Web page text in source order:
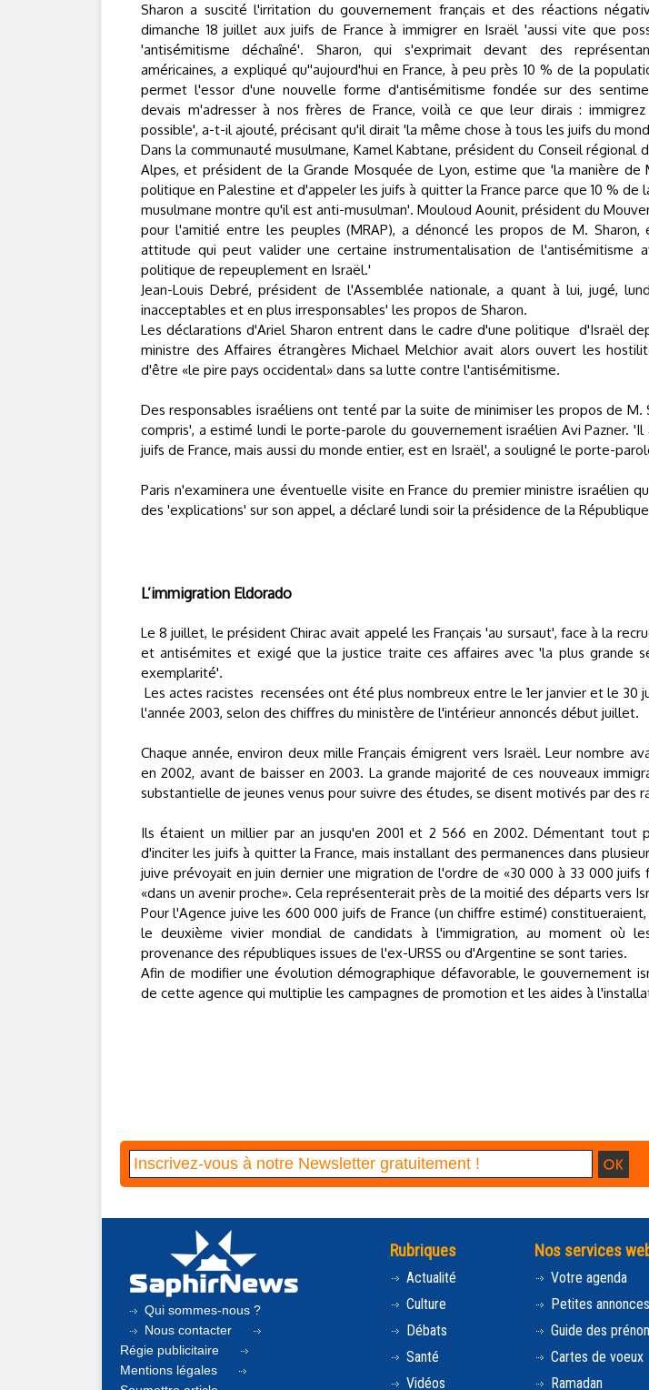
Sharon a suscité l'irritation du gouvernement français et des réactions
dimanche 18 juillet aux juifs de France à immigrer en Israël 'aussi vite que
'antisémitisme déchaîné'. Sharon, qui s'exprimait devant des
américaines, a expliqué qu''aujourd'hui en France, à peu près 10 % de la
permet l'essor d'une nouvelle forme d'antisémitisme fondée sur des
devais m'adresser à nos frères de France, voilà ce que leur dirais :
possible', a-t-il ajouté, précisant qu'il dirait 'la même chose à tous les juifs du
Dans la communauté musulmane, Kamel Kabtane, président du Conseil régional
Alpes, et président de la Grande Mosquée de Lyon, estime que 'la manière de
politique en Palestine et d'appeler les juifs à quitter la France parce que 10 % de
musulmane montre qu'il est anti-musulman'. Mouloud Aounit, président du
pour l'amitié entre les peuples (MRAP), a dénoncé les propos de M. Sharon,
attitude qui peut valider une certaine instrumentalisation de l'antisémitisme
politique de repeuplement en Israël.'
Jean-Louis Debré, président de l'Assemblée nationale, a quant à lui, jugé,
inacceptables et en plus irresponsables' les propos de Sharon.
Les déclarations d'Ariel Sharon entrent dans le cadre d'une politique d'Israël
ministre des Affaires étrangères Michael Melchior avait alors ouvert les
d'être «le pire pays occidental» dans sa lutte contre l'antisémitisme.
Des responsables israéliens ont tenté par la suite de minimiser les propos de M.
compris', a estimé lundi le porte-parole du gouvernement israélien Avi Pazner.'Il
juifs de France, mais aussi du monde entier, est en Israël', a souligné le porte-
Paris n'examinera une éventuelle visite en France du premier ministre israélien
des 'explications' sur son appel, a déclaré lundi soir la présidence de la
L’immigration Eldorado
Le 8 juillet, le président Chirac avait appelé les Français'au sursaut', face à la
et antisémites et exigé que la justice traite ces affaires avec'la plus grande
exemplarité'.
Les actes racistes recensées ont été plus nombreux entre le 1er janvier et le 30
l'année 2003, selon des chiffres du ministère de l'intérieur annoncés début juillet.
Chaque année, environ deux mille Français émigrent vers Israël. Leur nombre
en 2002, avant de baisser en 2003. La grande majorité de ces nouveaux
substantielle de jeunes venus pour suivre des études, se disent motivés par des
Ils étaient un millier par an jusqu'en 2001 et 2 566 en 2002. Démentant tout
d'inciter les juifs à quitter la France, mais installant des permanences dans
juive prévoyait en juin dernier une migration de l'ordre de «30 000 à 33 000 juifs
«dans un avenir proche». Cela représenterait près de la moitié des départs vers
Pour l'Agence juive les 600 000 juifs de France (un chiffre estimé) constitueraient,
le deuxième vivier mondial de candidats à l'immigration, au moment où
provenance des républiques issues de l'ex-URSS ou d'Argentine se sont taries.
Afin de modifier une évolution démographique défavorable, le gouvernement
de cette agence qui multiplie les campagnes de promotion et les aides à
Qui sommes-nous ?
Nous contacter
Régie publicitaire
Mentions légales
Rubriques
Actualité
Culture
Débats
Santé
Vidéos
Nos services
Votre agenda
Petites annonces
Guide des
Cartes de voeux
Ramadan